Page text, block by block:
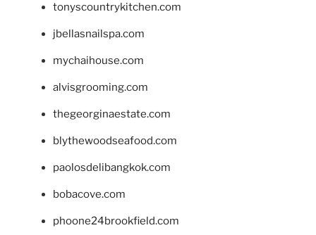
tonyscountrykitchen.com
jbellasnailspa.com
mychaihouse.com
alvisgrooming.com
thegeorginaestate.com
blythewoodseafood.com
paolosdelibangkok.com
bobacove.com
phoone24brookfield.com